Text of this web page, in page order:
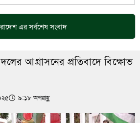
এর সর্বশেষ সংবাদ
আগ্রাসনের প্রতিবাদে বিক্ষোভ
৯:১৮ অপরাহ্ণ